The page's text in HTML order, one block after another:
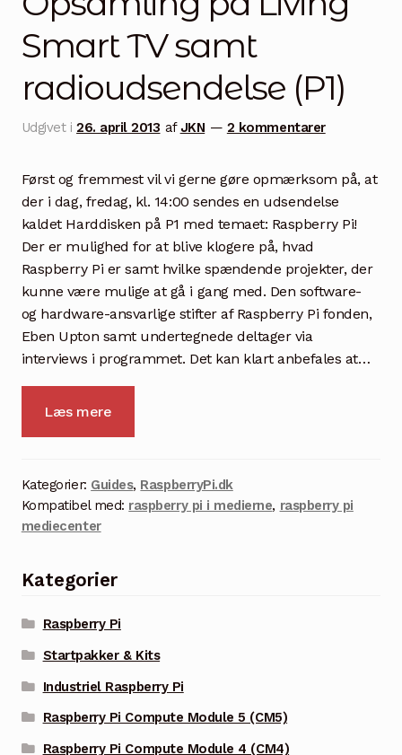
Kontakt
Dansk
Smart TV samt
radioudsendelse (P1)
Udgivet i26. april 2013 afJKN — 2 kommentarer
Først og fremmest vil vi gerne gøre opmærksom på, at
der i dag, fredag, kl. 14:00 sendes en udsendelse
kaldet Harddisken på P1 med temaet: Raspberry Pi!
Der er mulighed for at blive klogere på, hvad
Raspberry Pi er samt hvilke spændende projekter, der
kunne være mulige at gå i gang med. Den software-
og hardware-ansvarlige stifter af Raspberry Pi fonden,
Eben Upton samt undertegnede deltager via
interviews i programmet. Det kan klart anbefales at…
Læs mere
Kategorier: Guides, RaspberryPi.dk
Kompatibel med: raspberry pi i medierne, raspberry pi
mediecenter
Kategorier
Raspberry Pi
Startpakker & Kits
Industriel Raspberry Pi
Raspberry Pi Compute Module 5 (CM5)
Raspberry Pi Compute Module 4 (CM4)